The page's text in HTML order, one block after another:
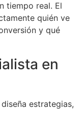
tiempo real. El
quién ve
y qué
en
estrategias,